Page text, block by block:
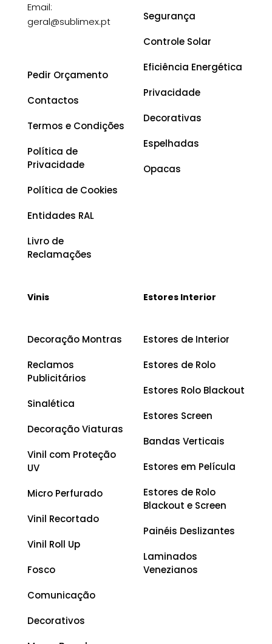
Email:
geral@sublimex.pt
Pedir Orçamento
Contactos
Termos e Condições
Política de
Privacidade
Política de Cookies
Entidades RAL
Livro de
Reclamações
Segurança
Controle Solar
Eficiência Energética
Privacidade
Decorativas
Espelhadas
Opacas
Vinis
Decoração Montras
Reclamos
Publicitários
Sinalética
Decoração Viaturas
Vinil com Proteção
UV
Micro Perfurado
Vinil Recortado
Vinil Roll Up
Fosco
Comunicação
Decorativos
Estores Interior
Estores de Interior
Estores de Rolo
Estores Rolo Blackout
Estores Screen
Bandas Verticais
Estores em Película
Estores de Rolo
Blackout e Screen
Painéis Deslizantes
Laminados
Venezianos